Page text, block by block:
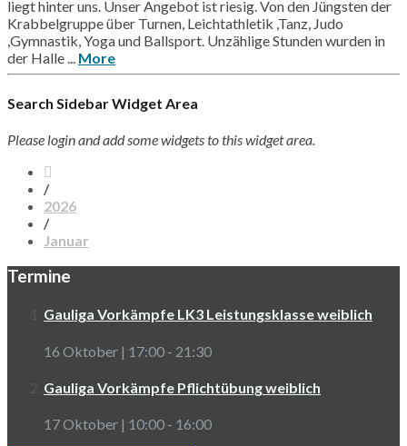
liegt hinter uns. Unser Angebot ist riesig. Von den Jüngsten der
Krabbelgruppe über Turnen, Leichtathletik ,Tanz, Judo
,Gymnastik, Yoga und Ballsport. Unzählige Stunden wurden in
der Halle ... More
Search Sidebar Widget Area
Please login and add some widgets to this widget area.
/
2026
/
Januar
Termine
Gauliga Vorkämpfe LK3 Leistungsklasse weiblich
16 Oktober | 17:00 - 21:30
Gauliga Vorkämpfe Pflichtübung weiblich
17 Oktober | 10:00 - 16:00